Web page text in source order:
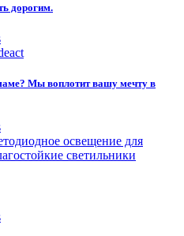
дорогим.
Мы воплотит вашу мечту в